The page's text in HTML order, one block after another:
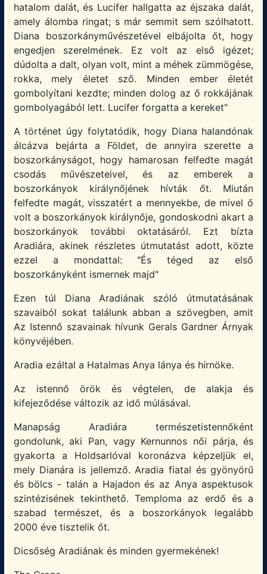
hatalom dalát, és Lucifer hallgatta az éjszaka dalát,
amely álomba ringat; s már semmit sem szólhatott.
Diana boszorkányművészetével elbájolta őt, hogy
engedjen szerelmének. Ez volt az első igézet;
dúdolta a dalt, olyan volt, mint a méhek zümmögése,
rokka, mely életet sző. Minden ember életét
gombolyítani kezdte; minden dolog az ő rokkájának
gombolyagából lett. Lucifer forgatta a kereket"
A történet úgy folytatódik, hogy Diana halandónak
álcázva bejárta a Földet, de annyira szerette a
boszorkányságot, hogy hamarosan felfedte magát
csodás művészeteivel, és az emberek a
boszorkányok királynőjének hívták őt. Miután
felfedte magát, visszatért a mennyekbe, de mivel ő
volt a boszorkányok királynője, gondoskodni akart a
boszorkányok további oktatásáról. Ezt bízta
Aradiára, akinek részletes útmutatást adott, közte
ezzel a mondattal: "És téged az első
boszorkányként ismernek majd"
Ezen túl Diana Aradiának szóló útmutatásának
szavaiból sokat találunk abban a szövegben, amit
Az Istennő szavainak hívunk Gerals Gardner Árnyak
könyvéjében.
Aradia ezáltal a Hatalmas Anya lánya és hírnöke.
Az istennő örök és végtelen, de alakja és
kifejeződése változik az idő múlásával.
Manapság Aradiára természetistennőként
gondolunk, aki Pan, vagy Kernunnos női párja, és
gyakorta a Holdsarlóval koronázva képzeljük el,
mely Dianára is jellemző. Aradia fiatal és gyönyörű
és bölcs - talán a Hajadon és az Anya aspektusok
szintézisének tekinthető. Temploma az erdő és a
szabad természet, és a boszorkányok legalább
2000 éve tisztelik őt.
Dicsőség Aradiának és minden gyermekének!